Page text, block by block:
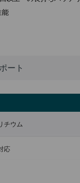
能
ート
チウム
応